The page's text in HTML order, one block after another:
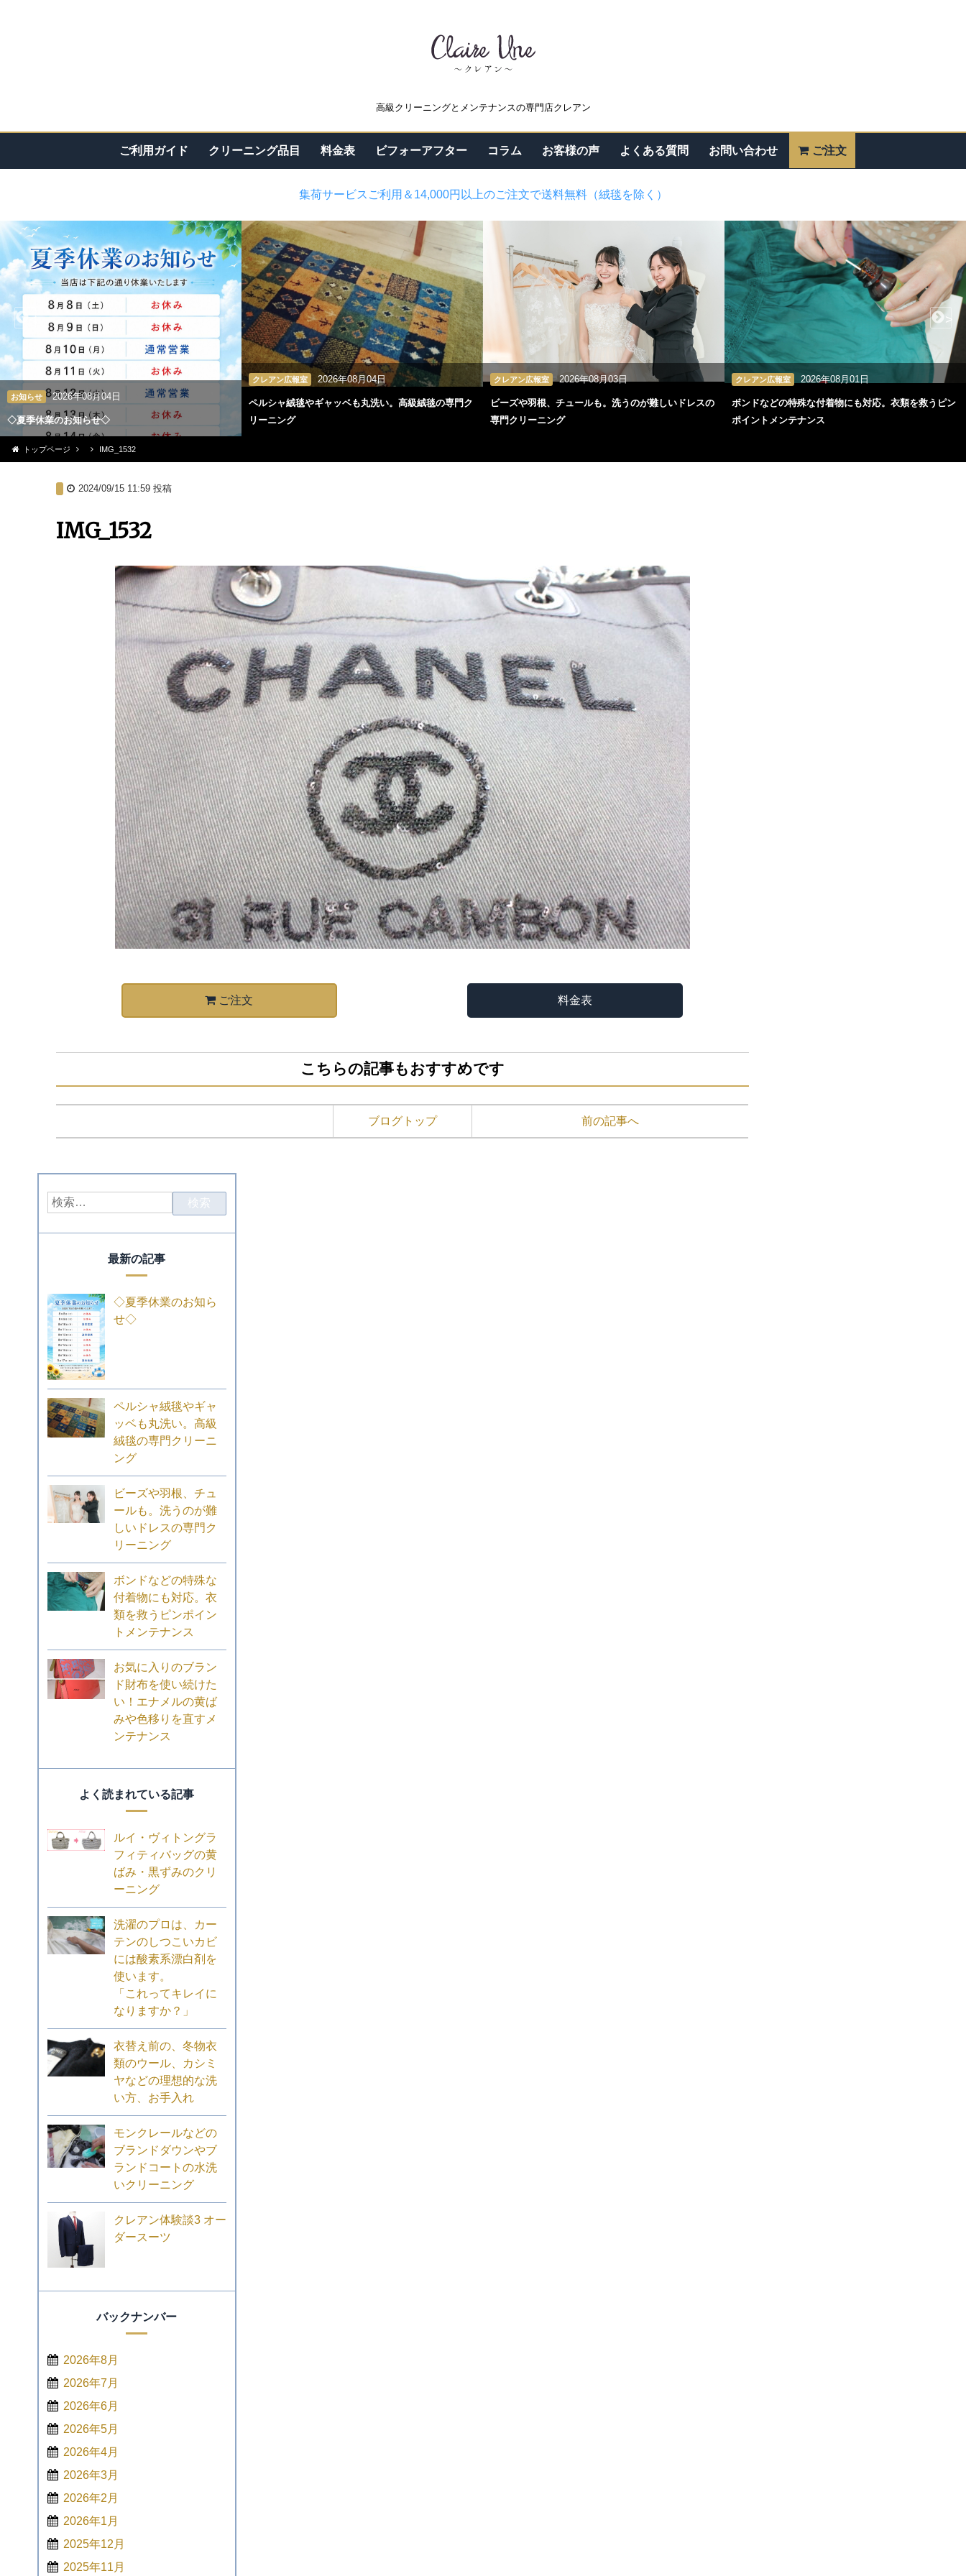
高級クリーニングとメンテナンスの専門店クレアン
ご利用ガイド クリーニング品目 料金表 ビフォーアフター コラム お客様の声 よくある質問 お問い合わせ ご注文
集荷サービスご利用＆14,000円以上のご注文で送料無料（絨毯を除く）
お知らせ 2026年08月04日
◇夏季休業のお知らせ◇
クレアン広報室 2026年08月04日
ペルシャ絨毯やギャッベも丸洗い。高級絨毯の専門ク
リーニング
クレアン広報室 2026年08月03日
ビーズや羽根、チュールも。洗うのが難しいドレスの
専門クリーニング
クレアン広報室 2026年08月01日
ボンドなどの特殊な付着物にも対応。衣類を救うピン
ポイントメンテナンス
< >
トップページ IMG_1532
2024/09/15 11:59投稿
IMG_1532
ご注文 料金表
こちらの記事もおすすめです
ブログトップ 前の記事へ
最新の記事
◇夏季休業のお知ら
せ◇
ペルシャ絨毯やギャ
ッベも丸洗い。高級
絨毯の専門クリーニ
ング
ビーズや羽根、チュ
ールも。洗うのが難
しいドレスの専門ク
リーニング
ボンドなどの特殊な
付着物にも対応。衣
類を救うピンポイン
トメンテナンス
お気に入りのブラン
ド財布を使い続けた
い！エナメルの黄ば
みや色移りを直すメ
ンテナンス
よく読まれている記事
ルイ・ヴィトングラ
フィティバッグの黄
ばみ・黒ずみのクリ
ーニング
洗濯のプロは、カー
テンのしつこいカビ
には酸素系漂白剤を
使います。
「これってキレイに
なりますか？」
衣替え前の、冬物衣
類のウール、カシミ
ヤなどの理想的な洗
い方、お手入れ
モンクレールなどの
ブランドダウンやブ
ランドコートの水洗
いクリーニング
クレアン体験談3 オー
ダースーツ
バックナンバー
2026年8月
2026年7月
2026年6月
2026年5月
2026年4月
2026年3月
2026年2月
2026年1月
2025年12月
2025年11月